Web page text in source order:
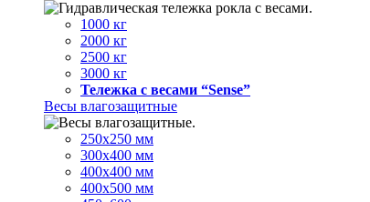
1000 кг
2000 кг
2500 кг
3000 кг
Тележка с весами “Sense”
Весы влагозащитные
250х250 мм
300х400 мм
400х400 мм
400х500 мм